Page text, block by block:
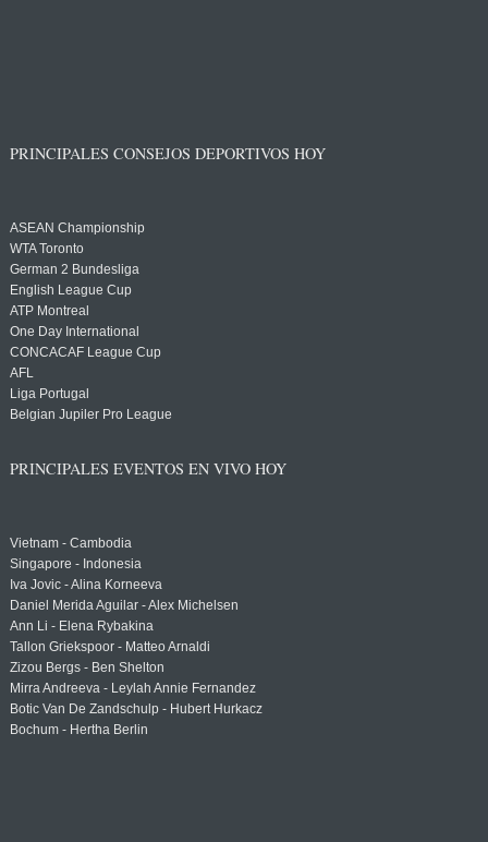
PRINCIPALES CONSEJOS DEPORTIVOS HOY
ASEAN Championship
WTA Toronto
German 2 Bundesliga
English League Cup
ATP Montreal
One Day International
CONCACAF League Cup
AFL
Liga Portugal
Belgian Jupiler Pro League
PRINCIPALES EVENTOS EN VIVO HOY
Vietnam - Cambodia
Singapore - Indonesia
Iva Jovic - Alina Korneeva
Daniel Merida Aguilar - Alex Michelsen
Ann Li - Elena Rybakina
Tallon Griekspoor - Matteo Arnaldi
Zizou Bergs - Ben Shelton
Mirra Andreeva - Leylah Annie Fernandez
Botic Van De Zandschulp - Hubert Hurkacz
Bochum - Hertha Berlin